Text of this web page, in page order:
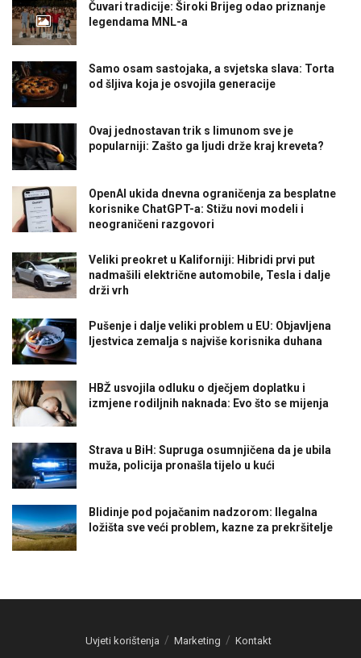
Čuvari tradicije: Široki Brijeg odao priznanje
legendama MNL-a
Samo osam sastojaka, a svjetska slava: Torta
od šljiva koja je osvojila generacije
Ovaj jednostavan trik s limunom sve je
popularniji: Zašto ga ljudi drže kraj kreveta?
OpenAI ukida dnevna ograničenja za besplatne
korisnike ChatGPT-a: Stižu novi modeli i
neograničeni razgovori
Veliki preokret u Kaliforniji: Hibridi prvi put
nadmašili električne automobile, Tesla i dalje
drži vrh
Pušenje i dalje veliki problem u EU: Objavljena
ljestvica zemalja s najviše korisnika duhana
HBŽ usvojila odluku o dječjem doplatku i
izmjene rodiljnih naknada: Evo što se mijenja
Strava u BiH: Supruga osumnjičena da je ubila
muža, policija pronašla tijelo u kući
Blidinje pod pojačanim nadzorom: Ilegalna
ložišta sve veći problem, kazne za prekršitelje
Uvjeti korištenja Marketing Kontakt